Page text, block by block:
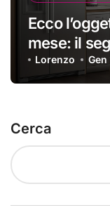
Ecco
mese: il
che devi
una fortuna
Lorenzo Gen
Cerca